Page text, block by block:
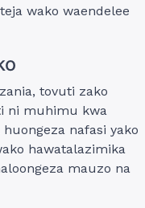
wako waendelee
tovuti zako
ni muhimu kwa
nafasi yako
hawatalazimika
mauzo na